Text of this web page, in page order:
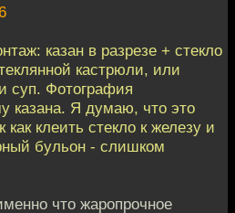
казан в разрезе + стекло
кастрюли, или
суп. Фотография
казана. Я думаю, что это
клеить стекло к железу и
бульон - слишком
что жаропрочное